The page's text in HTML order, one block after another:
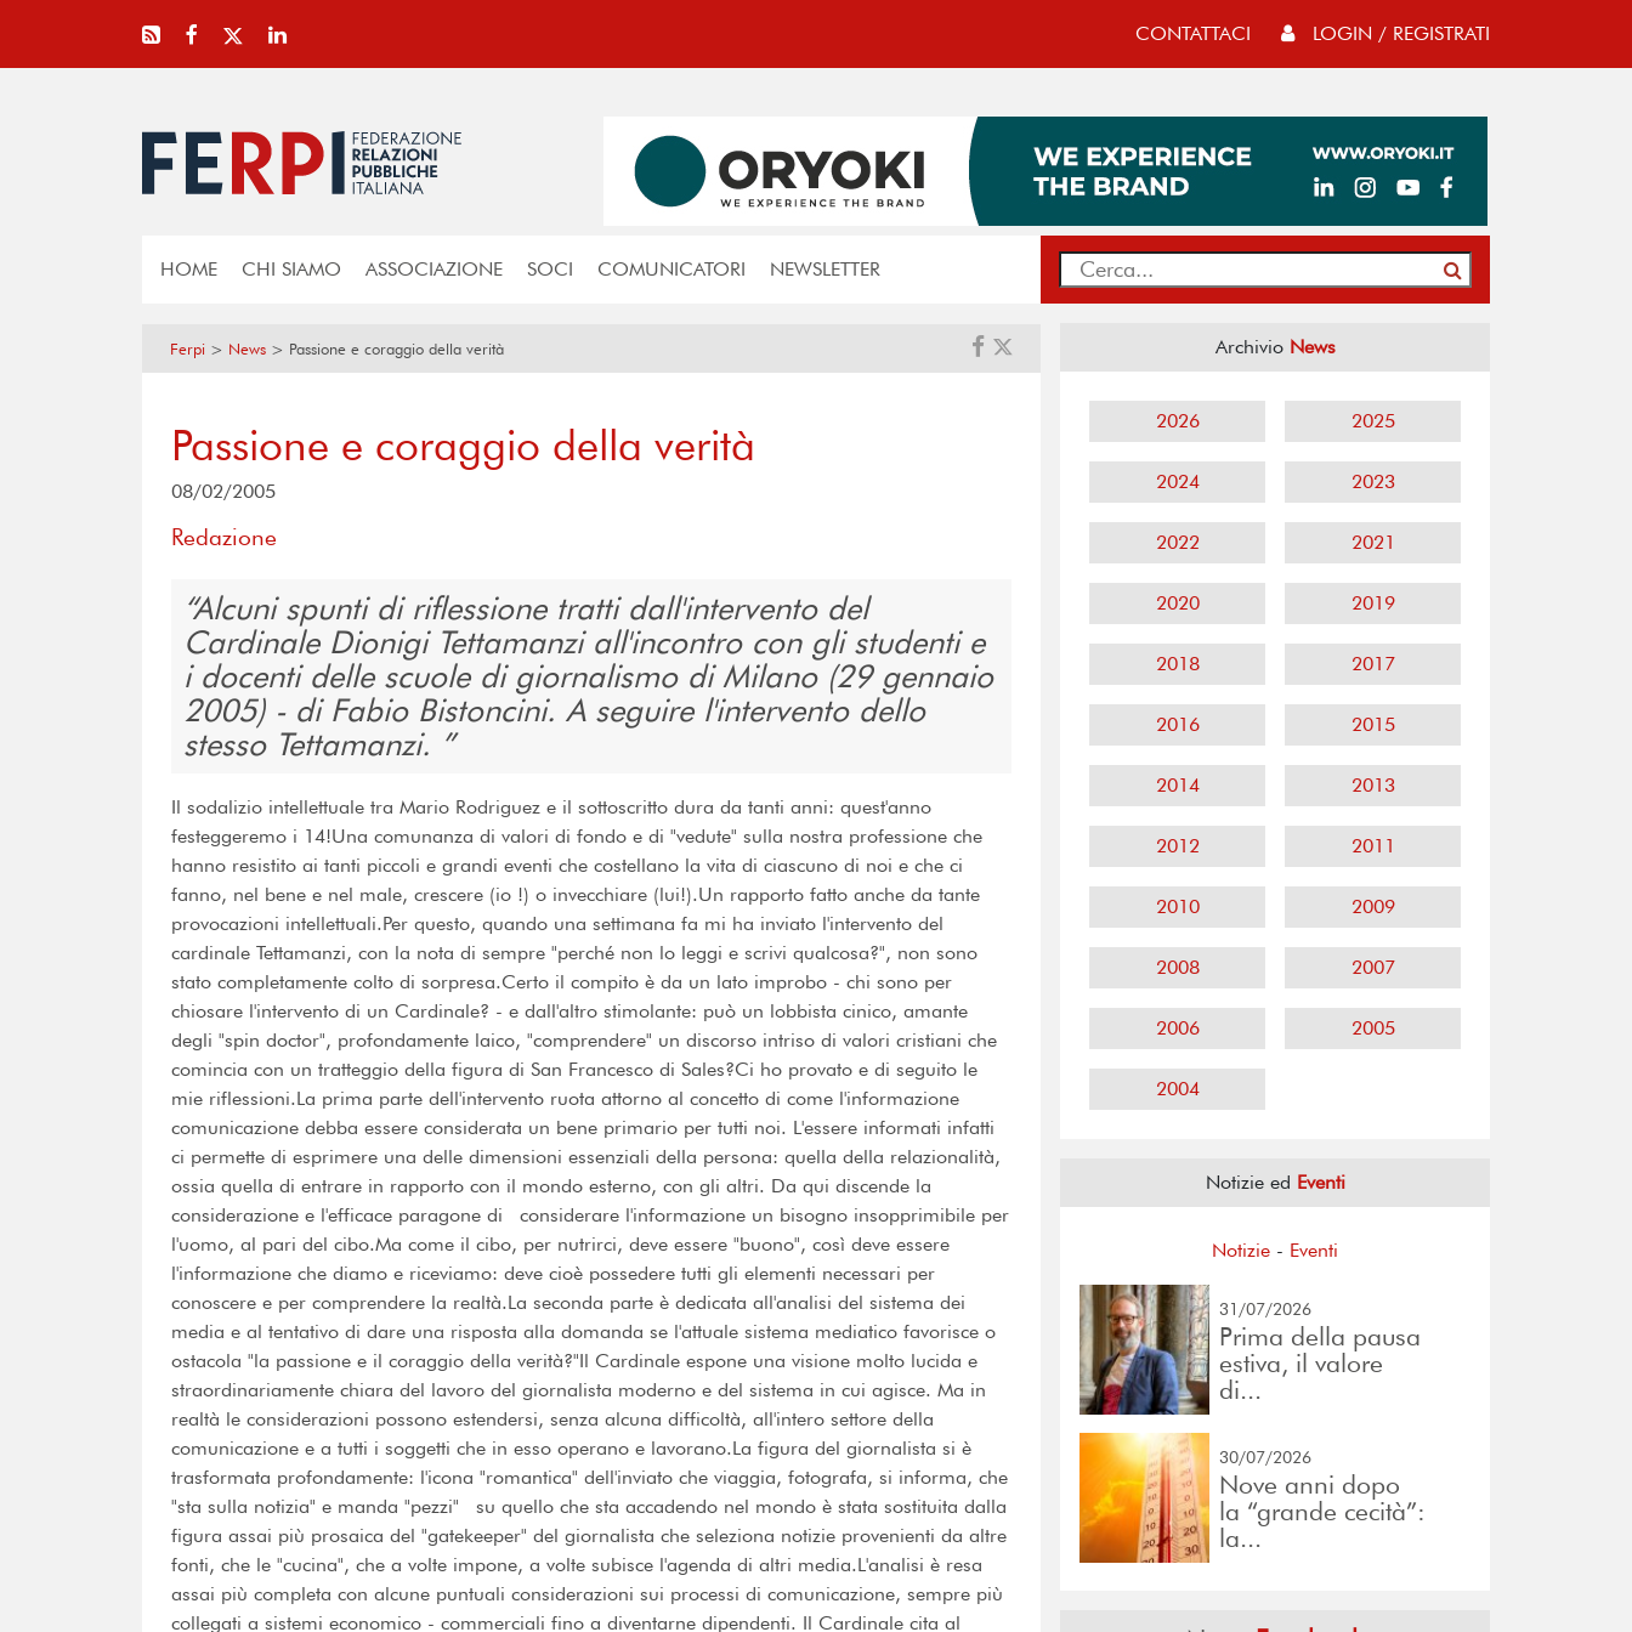
CONTATTACI LOGIN / REGISTRATI
HOME CHI SIAMO ASSOCIAZIONE SOCI COMUNICATORI NEWSLETTER
Ferpi > News > Passione e coraggio della verità
Passione e coraggio della verità
08/02/2005
Redazione
Alcuni spunti di riflessione tratti dall'intervento del
Cardinale Dionigi Tettamanzi all'incontro con gli studenti e
i docenti delle scuole di giornalismo di Milano (29 gennaio
2005) - di Fabio Bistoncini. A seguire l'intervento dello
stesso Tettamanzi.
Il sodalizio intellettuale tra Mario Rodriguez e il sottoscritto dura da tanti anni: quest'anno
festeggeremo i 14!Una comunanza di valori di fondo e di "vedute" sulla nostra professione che
hanno resistito ai tanti piccoli e grandi eventi che costellano la vita di ciascuno di noi e che ci
fanno, nel bene e nel male, crescere (io !) o invecchiare (lui!).Un rapporto fatto anche da tante
provocazioni intellettuali.Per questo, quando una settimana fa mi ha inviato l'intervento del
cardinale Tettamanzi, con la nota di sempre "perché non lo leggi e scrivi qualcosa?", non sono
stato completamente colto di sorpresa.Certo il compito è da un lato improbo - chi sono per
chiosare l'intervento di un Cardinale? - e dall'altro stimolante: può un lobbista cinico, amante
degli "spin doctor", profondamente laico, "comprendere" un discorso intriso di valori cristiani che
comincia con un tratteggio della figura di San Francesco di Sales?Ci ho provato e di seguito le
mie riflessioni.La prima parte dell'intervento ruota attorno al concetto di come l'informazione 
comunicazione debba essere considerata un bene primario per tutti noi. L'essere informati infatti
ci permette di esprimere una delle dimensioni essenziali della persona: quella della relazionalità,
ossia quella di entrare in rapporto con il mondo esterno, con gli altri. Da qui discende la
considerazione e l'efficace paragone di considerare l'informazione un bisogno insopprimibile per
l'uomo, al pari del cibo.Ma come il cibo, per nutrirci, deve essere "buono", così deve essere
l'informazione che diamo e riceviamo: deve cioè possedere tutti gli elementi necessari per
conoscere e per comprendere la realtà.La seconda parte è dedicata all'analisi del sistema dei
media e al tentativo di dare una risposta alla domanda se l'attuale sistema mediatico favorisce o
ostacola "la passione e il coraggio della verità?"Il Cardinale espone una visione molto lucida e
straordinariamente chiara del lavoro del giornalista moderno e del sistema in cui agisce. Ma in
realtà le considerazioni possono estendersi, senza alcuna difficoltà, all'intero settore della
comunicazione e a tutti i soggetti che in esso operano e lavorano.La figura del giornalista si è
trasformata profondamente: l'icona "romantica" dell'inviato che viaggia, fotografa, si informa, che
"sta sulla notizia" e manda "pezzi" su quello che sta accadendo nel mondo è stata sostituita dalla
figura assai più prosaica del "gatekeeper" del giornalista che seleziona notizie provenienti da altre
fonti, che le "cucina", che a volte impone, a volte subisce l'agenda di altri media.L'analisi è resa
assai più completa con alcune puntuali considerazioni sui processi di comunicazione, sempre più
collegati a sistemi economico - commerciali fino a diventarne dipendenti. Il Cardinale cita al
Archivio News
2026 2025
2024 2023
2022 2021
2020 2019
2018 2017
2016 2015
2014 2013
2012 2011
2010 2009
2008 2007
2006 2005
2004
Notizie ed Eventi
Notizie - Eventi
31/07/2026
Prima della pausa
estiva, il valore
di...
30/07/2026
Nove anni dopo
la “grande cecità”:
la...